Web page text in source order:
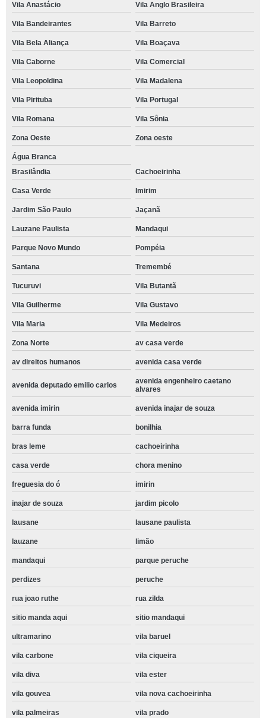
Vila Anastácio Vila Anglo Brasileira
Vila Bandeirantes Vila Barreto
Vila Bela Aliança Vila Boaçava
Vila Caborne Vila Comercial
Vila Leopoldina Vila Madalena
Vila Pirituba Vila Portugal
Vila Romana Vila Sônia
Zona Oeste Zona oeste
Água Branca
Brasilândia
Cachoeirinha
Casa Verde Imirim
Jardim São Paulo Jaçanã
Lauzane Paulista Mandaqui
Parque Novo Mundo Pompéia
Santana Tremembé
Tucuruvi Vila Butantã
Vila Guilherme Vila Gustavo
Vila Maria Vila Medeiros
Zona Norte av casa verde
av direitos humanos avenida casa verde
avenida deputado emilio carlos
avenida engenheiro caetano
alvares
avenida imirin avenida inajar de souza
barra funda bonilhia
bras leme cachoeirinha
casa verde chora menino
freguesia do ó imirin
inajar de souza jardim picolo
lausane lausane paulista
lauzane limão
mandaqui parque peruche
perdizes peruche
rua joao ruthe rua zilda
sitio manda aqui sitio mandaqui
ultramarino vila baruel
vila carbone vila ciqueira
vila diva vila ester
vila gouvea vila nova cachoeirinha
vila palmeiras vila prado